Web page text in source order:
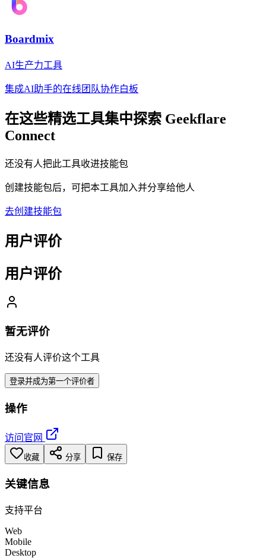
Boardmix
AI生产力工具
集成AI助手的在线团队协作白板
在这些精选工具集中探索 Geekflare
Connect
还没有人把此工具收进技能包
创建技能包后，可把本工具加入并分享给他人
去创建技能包
用户评价
用户评价
暂无评价
还没有人评价这个工具
登录并成为第一个评价者
操作
访问官网
收藏 分享 保存
关键信息
支持平台
Web
Mobile
Desktop